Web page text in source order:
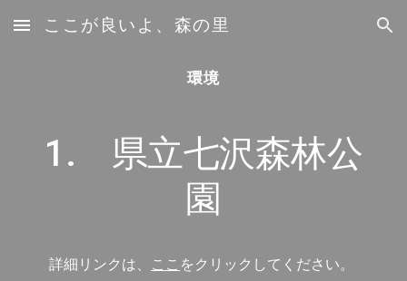
Skip to main content Skip to navigation
ここが良いよ、森の里
環境
1. 県立七沢森林公
園
詳細リンクは、 ここ をクリックしてください。